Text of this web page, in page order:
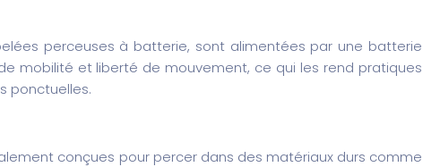
perceuses à batterie, sont alimentées par une batterie
mobilité et liberté de mouvement, ce qui les rend pratiques
ponctuelles.
conçues pour percer dans des matériaux durs comme